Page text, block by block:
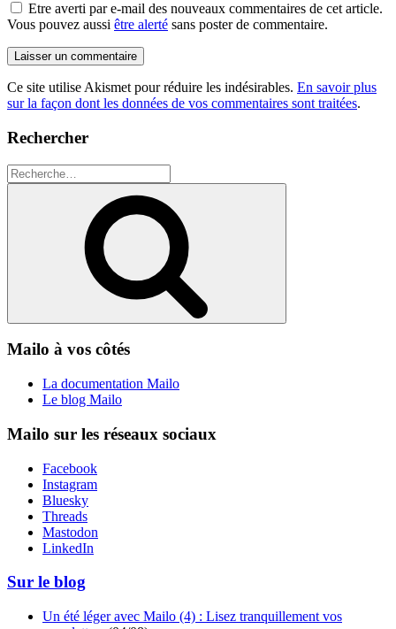
Etre averti par e-mail des nouveaux commentaires de cet article.
Vous pouvez aussi être alerté sans poster de commentaire.
Ce site utilise Akismet pour réduire les indésirables. En savoir plus
sur la façon dont les données de vos commentaires sont traitées.
Rechercher
Recherche
pour
Mailo à vos côtés
La documentation Mailo
Le blog Mailo
Mailo sur les réseaux sociaux
Facebook
Instagram
Bluesky
Threads
Mastodon
LinkedIn
Sur le blog
Un été léger avec Mailo (4) : Lisez tranquillement vos